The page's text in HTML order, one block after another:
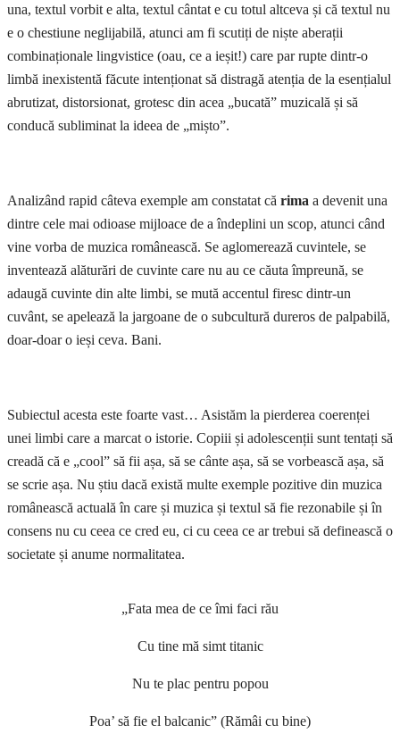
una, textul vorbit e alta, textul cântat e cu totul altceva și că textul nu
e o chestiune neglijabilă, atunci am fi scutiți de niște aberații
combinaționale lingvistice (oau, ce a ieșit!) care par rupte dintr-o
limbă inexistentă făcute intenționat să distragă atenția de la esențialul
abrutizat, distorsionat, grotesc din acea „bucată” muzicală și să
conducă subliminat la ideea de „mișto”.
Analizând rapid câteva exemple am constatat că rima a devenit una
dintre cele mai odioase mijloace de a îndeplini un scop, atunci când
vine vorba de muzica românească. Se aglomerează cuvintele, se
inventează alăturări de cuvinte care nu au ce căuta împreună, se
adaugă cuvinte din alte limbi, se mută accentul firesc dintr-un
cuvânt, se apelează la jargoane de o subcultură dureros de palpabilă,
doar-doar o ieși ceva. Bani.
Subiectul acesta este foarte vast… Asistăm la pierderea coerenței
unei limbi care a marcat o istorie. Copiii și adolescenții sunt tentați să
creadă că e „cool” să fii așa, să se cânte așa, să se vorbească așa, să
se scrie așa. Nu știu dacă există multe exemple pozitive din muzica
românească actuală în care și muzica și textul să fie rezonabile și în
consens nu cu ceea ce cred eu, ci cu ceea ce ar trebui să definească o
societate și anume normalitatea.
„Fata mea de ce îmi faci rău
Cu tine mă simt titanic
Nu te plac pentru popou
Poa’ să fie el balcanic” (Rămâi cu bine)